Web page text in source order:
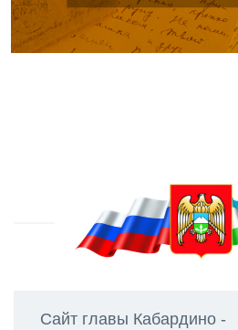
Сайт главы Кабардино -